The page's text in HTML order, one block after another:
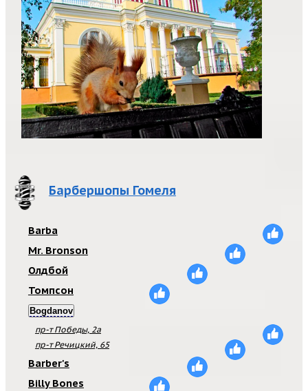
Барбершопы Гомеля
Barba
Mr. Bronson
Олдбой
Томпсон
Bogdanov
пр-т Победы, 2а
пр-т Речицкий, 65
Barber's
Billy Bones